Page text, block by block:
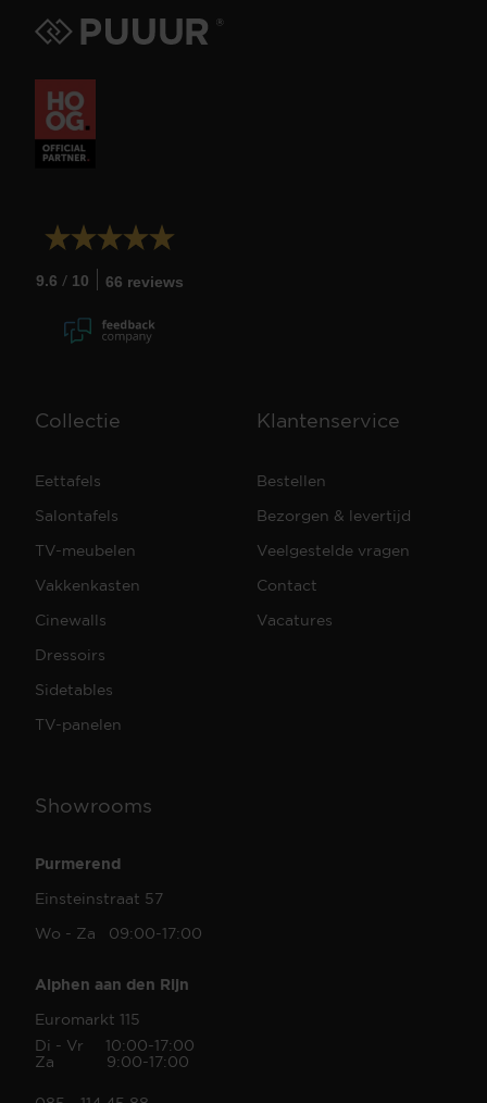
9.6 / 10 66 reviews
Collectie
Eettafels
Salontafels
TV-meubelen
Vakkenkasten
Cinewalls
Dressoirs
Sidetables
TV-panelen
Klantenservice
Bestellen
Bezorgen & levertijd
Veelgestelde vragen
Contact
Vacatures
Showrooms
Purmerend
Einsteinstraat 57
Wo - Za 09:00-17:00
Alphen aan den Rijn
Euromarkt 115
Di - Vr 10:00-17:00
Za 9:00-17:00